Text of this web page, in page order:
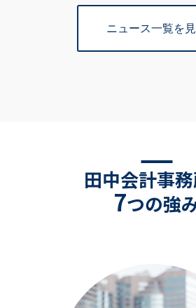
ニュース一覧を
田中会計事
7つの強